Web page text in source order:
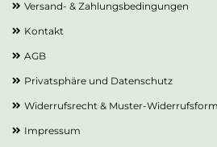
Versand- & Zahlungsbedingungen
Kontakt
AGB
Privatsphäre und Datenschutz
Widerrufsrecht & Muster-
Impressum